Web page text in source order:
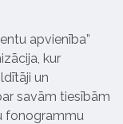
apvienība”
kur
un
savām tiesībām
fonogrammu